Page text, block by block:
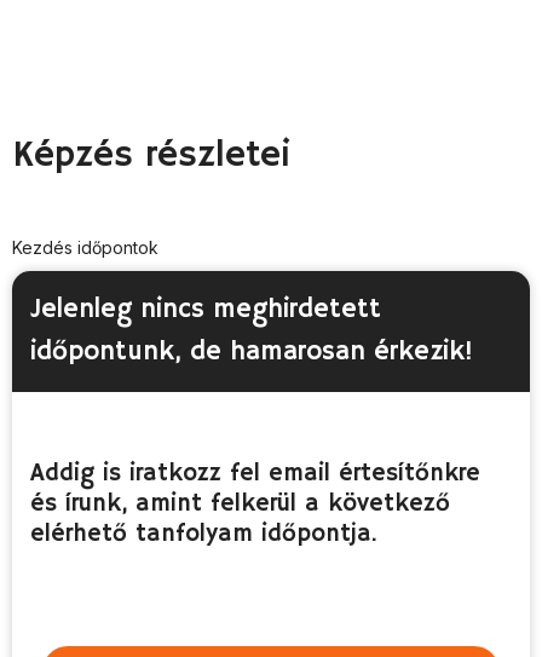
Képzés részletei
Kezdés időpontok
Jelenleg nincs meghirdetett
időpontunk, de hamarosan érkezik! ​
Addig is iratkozz fel email értesítőnkre
és írunk, amint felkerül a következő
elérhető tanfolyam időpontja.​